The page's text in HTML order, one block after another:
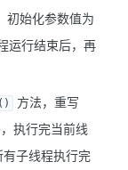
初始化参数值为
运行结束后，再
方法，重写
执行完当前线
有子线程执行完